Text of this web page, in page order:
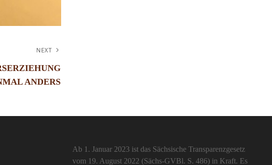
NEXT
ANDERS
Ab 1. Januar 2023 ist das Sächsische Transparenzgesetz
vom 19. August 2022 (Sächs-GVBl. S. 486) in Kraft. Es